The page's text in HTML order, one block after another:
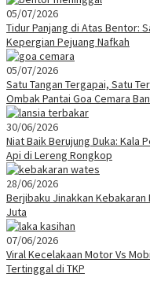
05/07/2026
Tidur Panjang di Atas Bentor:
Kepergian Pejuang Nafkah
05/07/2026
Satu Tangan Tergapai, Satu
Ombak Pantai Goa Cemara
30/06/2026
Niat Baik Berujung Duka: Kala
Api di Lereng Rongkop
28/06/2026
Berjibaku Jinakkan
Juta
07/06/2026
Viral Kecelakaan Motor Vs
Tertinggal di TKP